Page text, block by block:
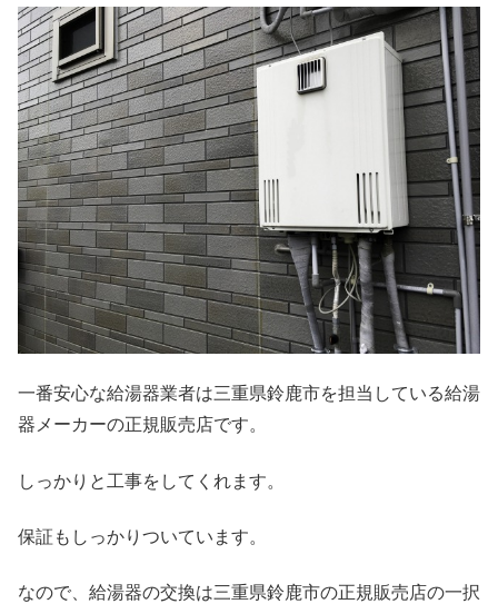
一番安心な給湯器業者は三重県鈴鹿市を担当している給湯
器メーカーの正規販売店です。
しっかりと工事をしてくれます。
保証もしっかりついています。
なので、給湯器の交換は三重県鈴鹿市の正規販売店の一択